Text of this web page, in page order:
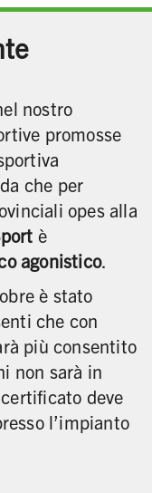
nostro
promosse
che per
opes alla
è
agonistico.
è stato
che con
più consentito
non sarà in
deve
l’impianto